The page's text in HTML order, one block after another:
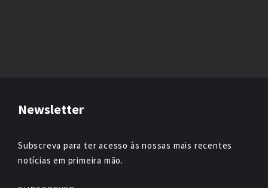
Newsletter
Subscreva para ter acesso às nossas mais recentes
notícias em primeira mão.